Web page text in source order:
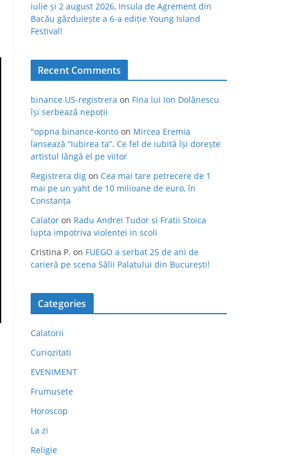
iulie și 2 august 2026, Insula de Agrement din
Bacău găzduiește a 6-a ediție Young Island
Festival!
Recent Comments
binance US-registrera on Fina lui Ion Dolănescu
își serbează nepoții
"oppna binance-konto on Mircea Eremia
lansează “Iubirea ta”. Ce fel de iubită își dorește
artistul lângă el pe viitor
Registrera dig on Cea mai tare petrecere de 1
mai pe un yaht de 10 milioane de euro, în
Constanța
Calator on Radu Andrei Tudor si Fratii Stoica
lupta impotriva violentei in scoli
Cristina P. on FUEGO a serbat 25 de ani de
carieră pe scena Sălii Palatului din București!
Categories
Calatorii
Curiozitati
EVENIMENT
Frumusete
Horoscop
La zi
Religie